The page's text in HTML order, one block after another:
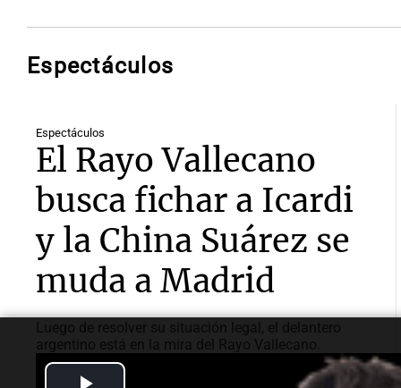
Espectáculos
Espectáculos
El Rayo Vallecano
busca fichar a Icardi
y la China Suárez se
muda a Madrid
Luego de resolver su situación legal, el delantero
argentino está en la mira del Rayo Vallecano.
Detalles sobre la oferta y su búsqueda de vivienda en
Madrid junto a la actriz.